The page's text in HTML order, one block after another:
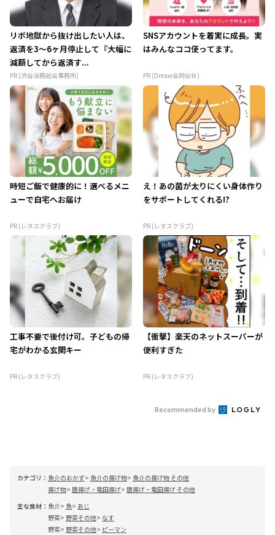
リボ地獄から抜け出したい人は、
返済を3～6ヶ月停止して『大幅に
減額してから返済す...
PR (渋谷法務総合事務所)
SNSアカウントを着実に成長。実
はみんなココ使ってます。
PR (Dreaw合同会社)
時短ご飯で健康的に！選べるメニ
ューで自宅へお届け
PR (レタスクラブ)
え！あの菌が太りにくい身体作り
をサポートしてくれる!?
PR (レタスクラブ)
工事不要で後付け可。子どもの帰
宅がわかる玄関キー
PR (レタスクラブ)
【衝撃】楽天のネットスーパーが
便利すぎた
PR (レタスクラブ)
Recommended by
カテゴリ： 魚介のおかず 魚介の揚げ物
魚介の揚げ物 その他
揚げ物 唐揚げ・竜田揚げ 唐揚げ・竜田揚げ その他
主な食材： 魚介 魚
あじ
野菜
野菜その他
なす
野菜
野菜その他
ピーマン